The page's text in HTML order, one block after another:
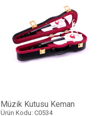
Müzik Kutusu Keman
Ürün Kodu: C0534